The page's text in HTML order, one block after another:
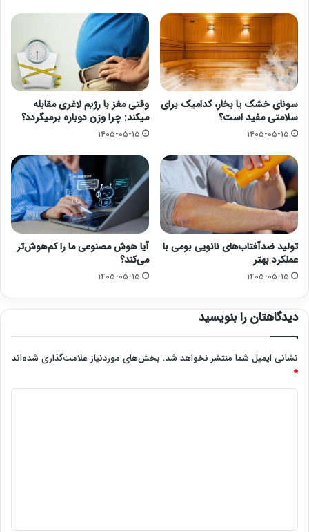
سونای خشک یا بخار، کدامیک برای
سلامتی مفید است؟
۱۴۰۵-۰۵-۱۵
وقتی مغز با رژیم لاغری مقابله
میکند: چرا وزن دوباره برمیگردد؟
۱۴۰۵-۰۵-۱۵
تولید ضدآفتاب‌های نانویی بومی با
عملکرد بهتر
۱۴۰۵-۰۵-۱۵
آیا هوش مصنوعی ما را کم‌هوش‌تر
می‌کند؟
۱۴۰۵-۰۵-۱۵
دیدگاهتان را بنویسید
نشانی ایمیل شما منتشر نخواهد شد. بخش‌های موردنیاز علامت‌گذاری شده‌اند
*